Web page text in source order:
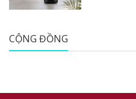
CỘNG ĐỒNG